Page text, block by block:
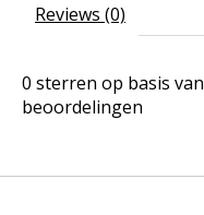
Reviews (0)
0 sterren op basis van
beoordelingen